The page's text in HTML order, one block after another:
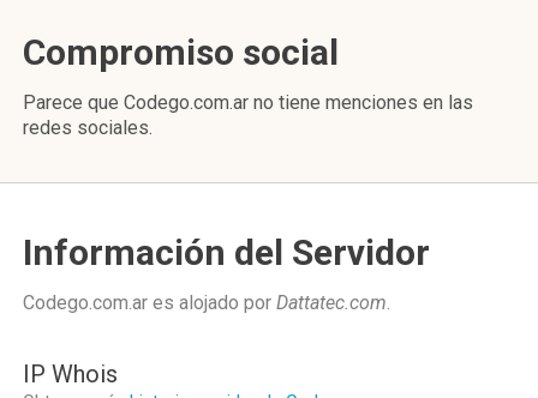
Compromiso social
Parece que Codego.com.ar no tiene menciones en las
redes sociales.
Información del Servidor
Codego.com.ar es alojado por Dattatec.com.
IP Whois